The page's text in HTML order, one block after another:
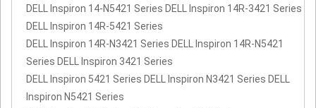
DELL Inspiron 14-N5421 Series DELL Inspiron 14R-3421 Series
DELL Inspiron 14R-5421 Series
DELL Inspiron 14R-N3421 Series DELL Inspiron 14R-N5421
Series DELL Inspiron 3421 Series
DELL Inspiron 5421 Series DELL Inspiron N3421 Series DELL
Inspiron N5421 Series